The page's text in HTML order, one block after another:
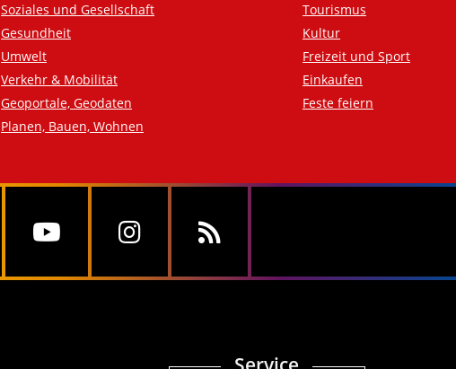
Soziales und Gesellschaft
Gesundheit
Umwelt
Verkehr & Mobilität
Geoportale, Geodaten
Planen, Bauen, Wohnen
Tourismus
Kultur
Freizeit und Sport
Einkaufen
Feste feiern